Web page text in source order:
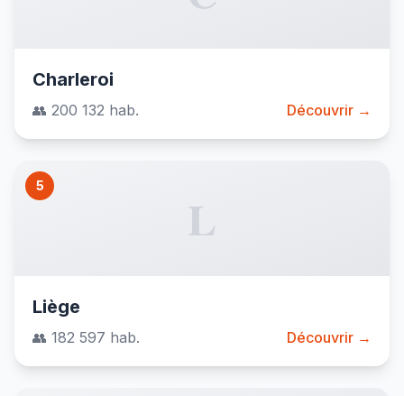
Charleroi
👥 200 132 hab. Découvrir →
5
L
Liège
👥 182 597 hab. Découvrir →